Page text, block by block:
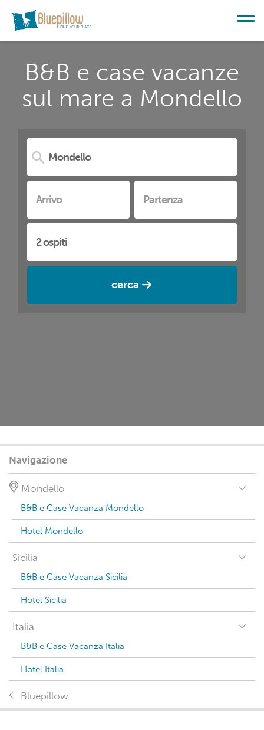
B&B e case vacanze
sul mare a Mondello
cerca
Navigazione
Mondello
B&B e Case Vacanza Mondello
Hotel Mondello
Sicilia
B&B e Case Vacanza Sicilia
Hotel Sicilia
Italia
B&B e Case Vacanza Italia
Hotel Italia
Bluepillow